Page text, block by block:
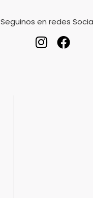
Seguinos en redes